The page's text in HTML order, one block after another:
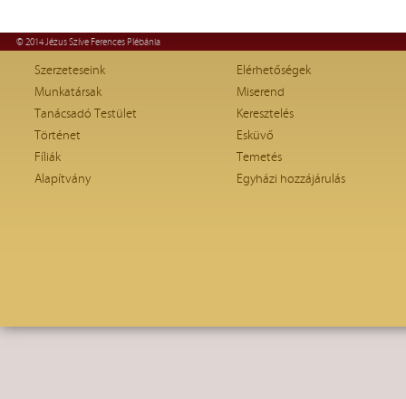
© 2014 Jézus Szíve Ferences Plébánia
Szerzeteseink
Munkatársak
Tanácsadó Testület
Történet
Fíliák
Alapítvány
Elérhetőségek
Miserend
Keresztelés
Esküvő
Temetés
Egyházi hozzájárulás